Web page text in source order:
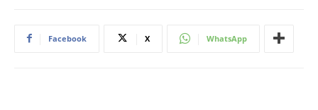
Facebook X WhatsApp